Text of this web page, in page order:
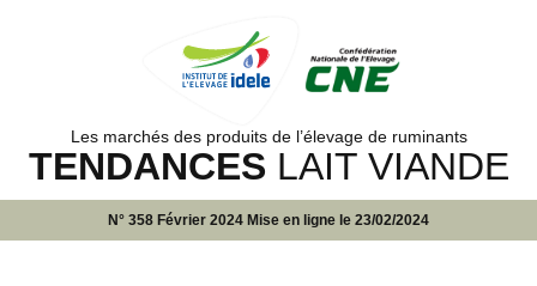
Les marchés des produits de l’élevage de ruminants
TENDANCES LAIT VIANDE
N° 358 Février 2024 Mise en ligne le 23/02/2024